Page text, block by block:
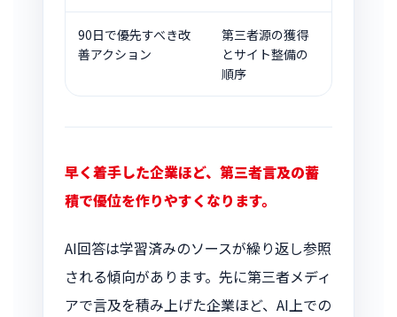
90日で優先すべき改
善アクション
第三者源の獲得
とサイト整備の
順序
早く着手した企業ほど、第三者言及の蓄
積で優位を作りやすくなります。
AI回答は学習済みのソースが繰り返し参照
される傾向があります。先に第三者メディ
アで言及を積み上げた企業ほど、AI上での